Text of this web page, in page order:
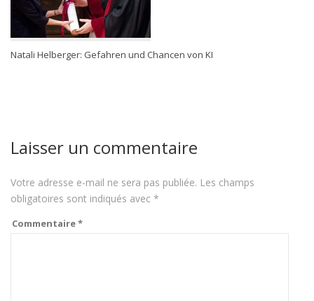
Natali Helberger: Gefahren und Chancen von KI
Laisser un commentaire
Votre adresse e-mail ne sera pas publiée. Les champs
obligatoires sont indiqués avec *
Commentaire*